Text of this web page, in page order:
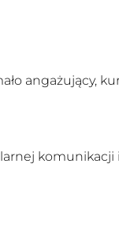
angażujący,
komunikacji